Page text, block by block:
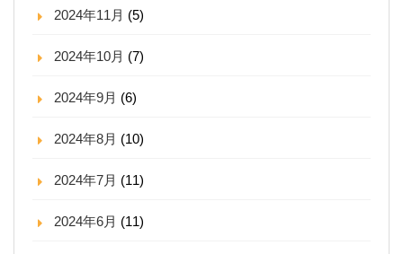
2024年11月 (5)
2024年10月 (7)
2024年9月 (6)
2024年8月 (10)
2024年7月 (11)
2024年6月 (11)